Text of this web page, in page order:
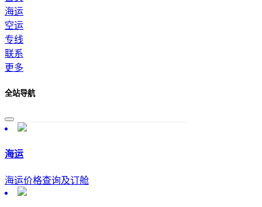
海运
空运
专线
联系
更多
全站导航
海运
海运价格查询及订舱